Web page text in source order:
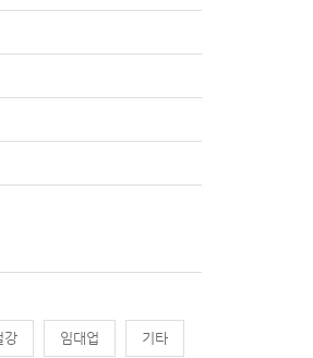
강 임대업 기타